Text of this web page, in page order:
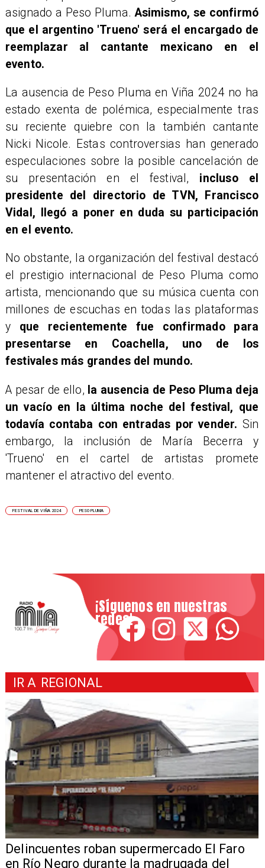
asignado a Peso Pluma.Asimismo, se confirmó
que el argentino 'Trueno' será el encargado de
reemplazar al cantante mexicano en el
evento.
La ausencia de Peso Pluma en Viña 2024 no ha
estado exenta de polémica, especialmente tras
su reciente quiebre con la también cantante
Nicki Nicole. Estas controversias han generado
especulaciones sobre la posible cancelación de
su presentación en el festival, incluso el
presidente del directorio de TVN, Francisco
Vidal, llegó a poner en duda su participación
en el evento.
No obstante, la organización del festival destacó
el prestigio internacional de Peso Pluma como
artista, mencionando que su música cuenta con
millones de escuchas en todas las plataformas
y que recientemente fue confirmado para
presentarse en Coachella, uno de los
festivales más grandes del mundo.
A pesar de ello, la ausencia de Peso Pluma deja
un vacío en la última noche del festival, que
todavía contaba con entradas por vender. Sin
embargo, la inclusión de María Becerra y
'Trueno' en el cartel de artistas promete
mantener el atractivo del evento.
FESTIVAL DE VIÑA 2024 PESO PLUMA
¡Síguenos en nuestras
redes!
IR A REGIONAL
Delincuentes roban supermercado El Faro
en Río Negro durante la madrugada del